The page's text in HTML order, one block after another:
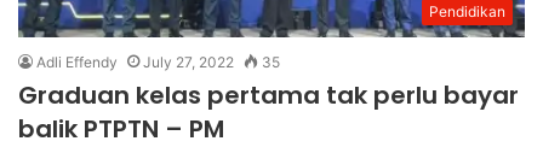
Pendidikan
Adli Effendy July 27, 2022 35
Graduan kelas pertama tak perlu bayar
balik PTPTN – PM